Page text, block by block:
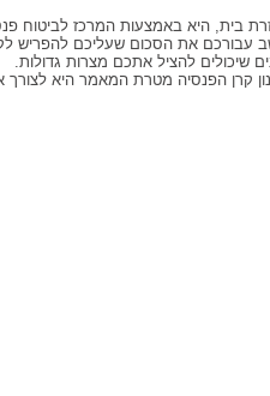
בית, היא באמצעות המרכז לביטוח
עבורכם את הסכום שעליכם להפריש
להציל אתכם מצרות גדולות.
קרן הפנסיה מטרת המאמר היא לצורך